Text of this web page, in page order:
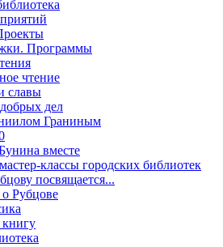
Программы
чтение
славы
дел
Граниным
вместе
классы городских библиотек
посвящается...
Рубцове